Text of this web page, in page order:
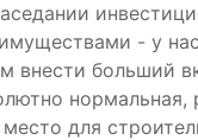
- у
внести больший
для